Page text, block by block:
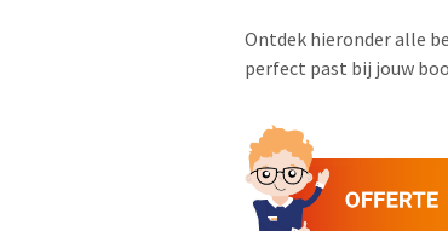
Ontdek hieronder alle
perfect past bij jouw